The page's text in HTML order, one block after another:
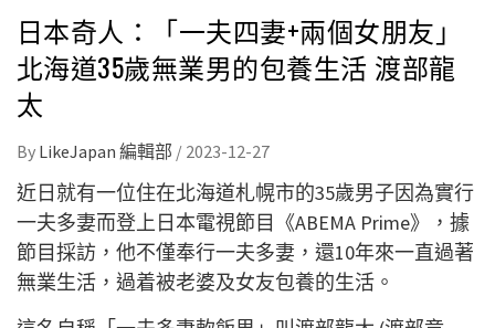
日本奇人：「一夫四妻+兩個女朋友」
北海道35歲無業男的包養生活 渡部龍
太
By LikeJapan 編輯部 / 2023-12-27
近日就有一位住在北海道札幌市的35歲男子因為實行
一夫多妻而登上日本電視節目《ABEMA Prime》，據
節目採訪，他不僅奉行一夫多妻，還10年來一直過著
無業生活，過着被老婆及女友包養的生活。